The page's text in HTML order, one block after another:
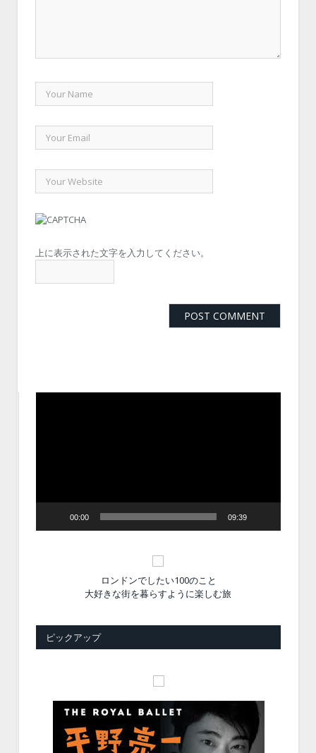
上に表示された文字を入力してください。
00:00 09:39
ロンドンでしたい100のこと
大好きな街を暮らすように楽しむ旅
ピックアップ